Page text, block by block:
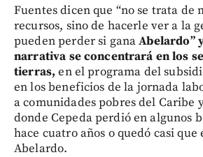
Fuentes dicen que “no se trata de
recursos, sino de hacerle ver a la
pueden perder si ganaAbelardo”
narrativa se concentrará en los
tierras,en el programa del
en los beneficios de la jornada
a comunidades pobres del Caribe
donde Cepeda perdió en algunos
hace cuatro años o quedó casi que
Abelardo.